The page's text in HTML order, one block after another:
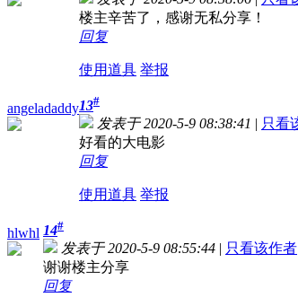
楼主辛苦了，感谢无私分享！
回复
使用道具 举报
angeladaddy13#
发表于 2020-5-9 08:38:41 | 只看
好看的大电影
回复
使用道具 举报
hlwhl 14#
发表于 2020-5-9 08:55:44 | 只看该作者
谢谢楼主分享
回复